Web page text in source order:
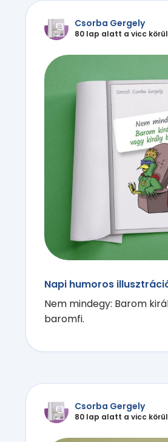
Csorba Gergely
80 lap alatt a vicc körül
Napi humoros
Nem mindegy: Barom
baromfi.
Csorba Gergely
80 lap alatt a vicc körül